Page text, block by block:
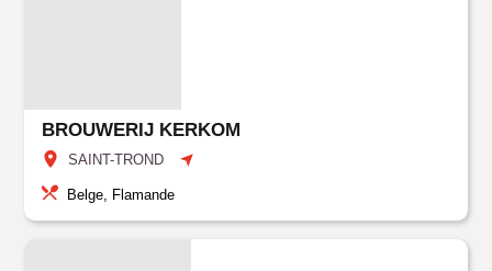
BROUWERIJ KERKOM
SAINT-TROND
Belge, Flamande